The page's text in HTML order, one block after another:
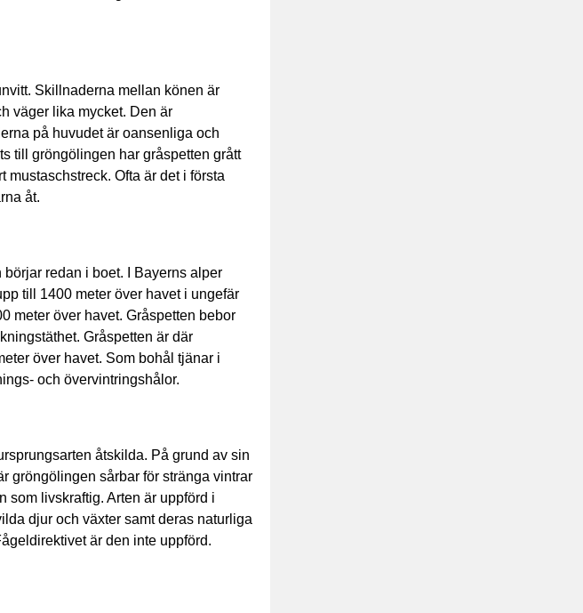
Skillnaderna mellan könen är
väger lika mycket. Den är
på huvudet är oansenliga och
till gröngölingen har gråspetten grått
mustaschstreck. Ofta är det i första
åt.
redan i boet. I Bayerns alper
till 1400 meter över havet i ungefär
meter över havet. Gråspetten bebor
Gråspetten är där
över havet. Som bohål tjänar i
och övervintringshålor.
åtskilda. På grund av sin
gröngölingen sårbar för stränga vintrar
som livskraftig. Arten är uppförd i
djur och växter samt deras naturliga
är den inte uppförd.